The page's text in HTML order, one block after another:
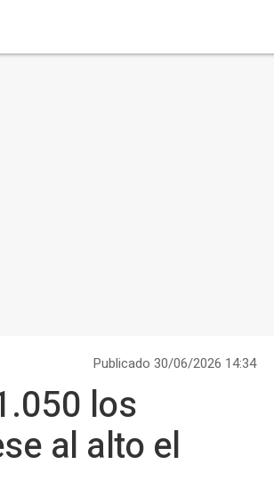
Publicado 30/06/2026 14:34
los
al alto el